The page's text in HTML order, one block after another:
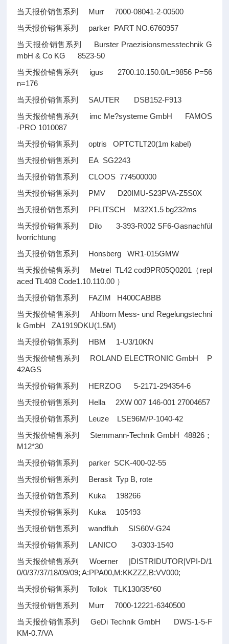
当天报价销售系列 Murr 7000-08041-2-00500
当天报价销售系列 parker PART NO.6760957
当天报价销售系列 Burster Praezisionsmesstechnik G
mbH & Co KG 8523-50
当天报价销售系列 igus 2700.10.150.0/L=9856 P=56
n=176
当天报价销售系列 SAUTER DSB152-F913
当天报价销售系列 imc Me?systeme GmbH FAMOS
-PRO 1010087
当天报价销售系列 optris OPTCTLT20(1m kabel)
当天报价销售系列 EA SG2243
当天报价销售系列 CLOOS 774500000
当天报价销售系列 PMV D20IMU-S23PVA-Z5S0X
当天报价销售系列 PFLITSCH M32X1.5 bg232ms
当天报价销售系列 Dilo 3-393-R002 SF6-Gasnachfül
lvorrichtung
当天报价销售系列 Honsberg WR1-015GMW
当天报价销售系列 Metrel TL42 cod9PR05Q0201（repl
aced TL408 Code1.10.110.00 ）
当天报价销售系列 FAZIM H400CABBB
当天报价销售系列 Ahlborn Mess- und Regelungstechni
k GmbH ZA1919DKU(1.5M)
当天报价销售系列 HBM 1-U3/10KN
当天报价销售系列 ROLAND ELECTRONIC GmbH P
42AGS
当天报价销售系列 HERZOG 5-2171-294354-6
当天报价销售系列 Hella 2XW 007 146-001 27004657
当天报价销售系列 Leuze LSE96M/P-1040-42
当天报价销售系列 Stemmann-Technik GmbH 48826；
M12*30
当天报价销售系列 parker SCK-400-02-55
当天报价销售系列 Berasit Typ B, rote
当天报价销售系列 Kuka 198266
当天报价销售系列 Kuka 105493
当天报价销售系列 wandfluh SIS60V-G24
当天报价销售系列 LANICO 3-0303-1540
当天报价销售系列 Woerner |DISTRIDUTOR|VPI-D/1
0/0/37/37/18/09/09; A:PPA00,M:KKZZZ,B:VV000;
当天报价销售系列 Tollok TLK130/35*60
当天报价销售系列 Murr 7000-12221-6340500
当天报价销售系列 GeDi Technik GmbH DWS-1-5-F
KM-0.7/VA